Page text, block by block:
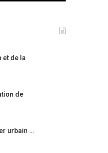
et de la
de
urbain …